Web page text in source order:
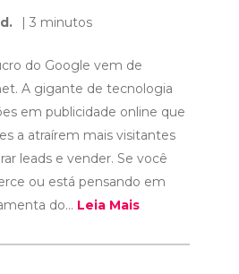
| 3 minutos
do Google vem de
A gigante de tecnologia
em publicidade online que
a atraírem mais visitantes
leads e vender. Se você
ou está pensando em
do... Leia Mais